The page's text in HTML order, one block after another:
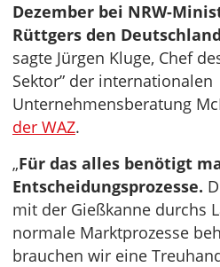
Dezember bei NRW-
Rüttgers den
sagte Jürgen Kluge, Chef
Sektor” der internationalen
Unternehmensberatung
der WAZ.
„Für das alles benötigt
Entscheidungsprozesse.
mit der Gießkanne durchs
normale Marktprozesse
brauchen wir eine